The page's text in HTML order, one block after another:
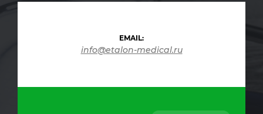
EMAIL:
info@etalon-medical.ru